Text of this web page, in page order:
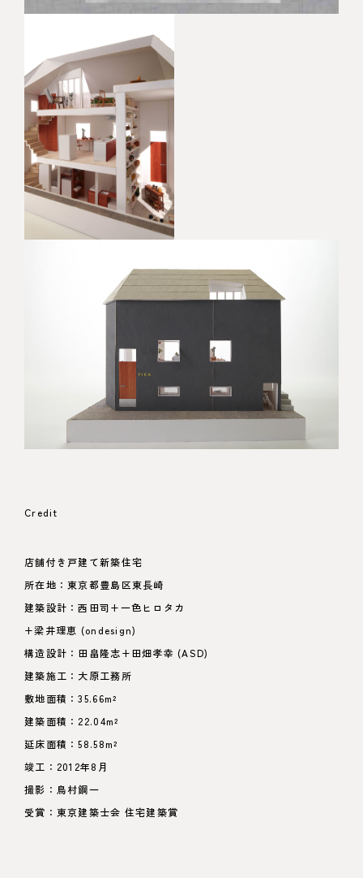
Credit
店舗付き戸建て新築住宅
所在地：東京都豊島区東長崎
建築設計：西田司+一色ヒロタカ
+梁井理恵 (ondesign)
構造設計：田畠隆志+田畑孝幸 (ASD)
建築施工：大原工務所
敷地面積：35.66m²
建築面積：22.04m²
延床面積：58.58m²
竣工：2012年8月
撮影：鳥村鋼一
受賞：東京建築士会 住宅建築賞